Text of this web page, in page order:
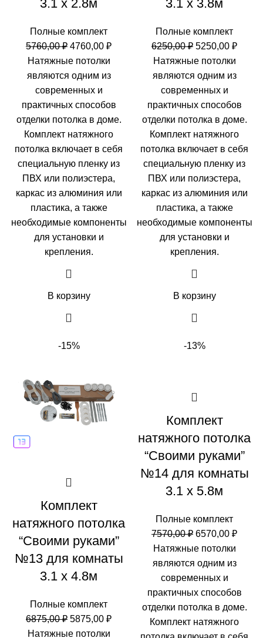
3.1 х 2.8м
Полные комплект
5760,00₽ Первоначальная
цена
составляла
5760,00 ₽.
4760,00 ₽Текущая
4760,00 ₽.
Натяжные потолки
являются одним из
современных и
практичных способов
отделки потолка в доме.
Комплект натяжного
потолка включает в себя
специальную пленку из
ПВХ или полиэстера,
каркас из алюминия или
пластика, а также
необходимые компоненты
для установки и
крепления.
В корзину
3.1 х 3.8м
Полные комплект
6250,00₽
цена
составляла
6250,00 ₽.
5250,00 ₽
Натяжные потолки
являются одним из
современных и
практичных способов
отделки потолка в доме.
Комплект натяжного
потолка включает в себя
специальную пленку из
ПВХ или полиэстера,
каркас из алюминия или
пластика, а также
необходимые компоненты
для установки и
крепления.
В корзину
-15%
Комплект
натяжного потолка
“Своими руками”
№13 для комнаты
3.1 х 4.8м
Полные комплект
6875,00₽ Первоначальная
цена
5875,00 ₽Текущая
Натяжные потолки
-13%
Комплект
натяжного потолка
“Своими руками”
№14 для комнаты
3.1 х 5.8м
Полные комплект
7570,00₽
цена
составляла
7570,00 ₽.
6570,00 ₽
Натяжные потолки
являются одним из
современных и
практичных способов
отделки потолка в доме.
Комплект натяжного